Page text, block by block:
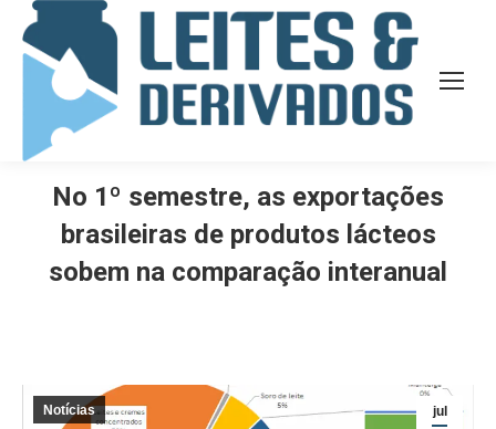
No 1º semestre, as exportações
brasileiras de produtos lácteos
sobem na comparação interanual
jul
Notícias